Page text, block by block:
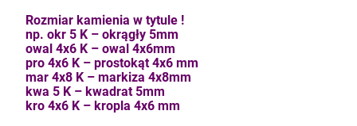
Rozmiar kamienia w tytule !
np. okr 5 K – okrągły 5mm
owal 4x6 K – owal 4x6mm
pro 4x6 K – prostokąt 4x6 mm
mar 4x8 K – markiza 4x8mm
kwa 5 K – kwadrat 5mm
kro 4x6 K – kropla 4x6 mm